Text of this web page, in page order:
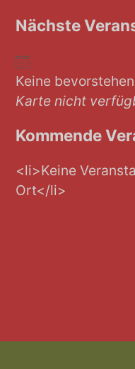
Nächste
Keine
Karte nicht
Kommende
<li>Keine
Ort</li>